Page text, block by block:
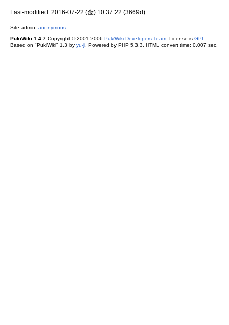
Last-modified: 2016-07-22 (金) 10:37:22 (3669d)
Site admin: anonymous
PukiWiki 1.4.7Copyright © 2001-2006 PukiWiki Developers Team. License is GPL
Based on "PukiWiki" 1.3 by yu-ji. Powered by PHP 5.3.3. HTML convert time: 0.007 sec.